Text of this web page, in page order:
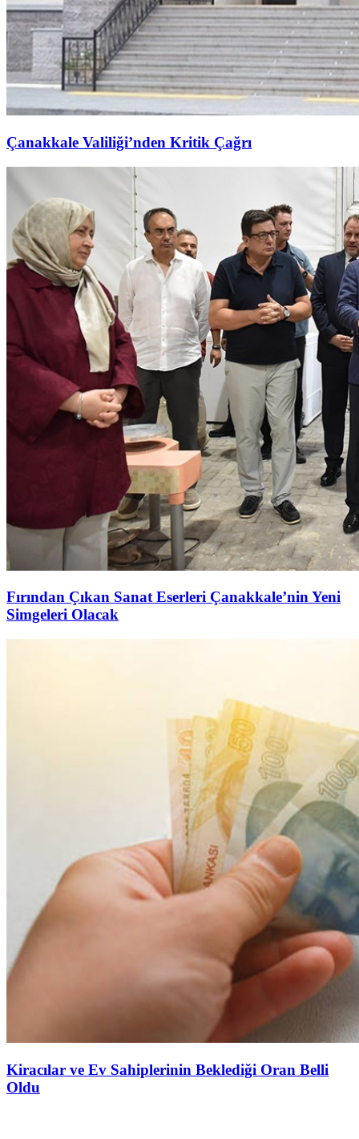
Çanakkale Valiliği’nden Kritik Çağrı
Fırından Çıkan Sanat Eserleri Çanakkale’nin Yeni
Simgeleri Olacak
Kiracılar ve Ev Sahiplerinin Beklediği Oran Belli
Oldu